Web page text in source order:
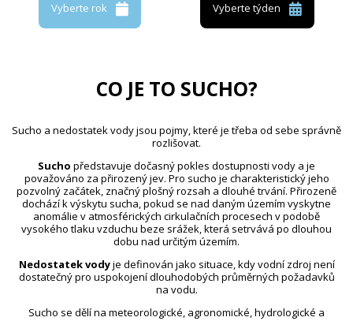
Vyberte rok Vyberte týden
CO JE TO SUCHO?
Sucho a nedostatek vody jsou pojmy, které je třeba od sebe správně
rozlišovat.
Sucho představuje dočasný pokles dostupnosti vody a je
považováno za přirozený jev. Pro sucho je charakteristický jeho
pozvolný začátek, značný plošný rozsah a dlouhé trvání. Přirozeně
dochází k výskytu sucha, pokud se nad daným územím vyskytne
anomálie v atmosférických cirkulačních procesech v podobě
vysokého tlaku vzduchu beze srážek, která setrvává po dlouhou
dobu nad určitým územím.
Nedostatek vodyje definován jako situace, kdy vodní zdroj není
dostatečný pro uspokojení dlouhodobých průměrných požadavků
na vodu.
Sucho se dělí na meteorologické, agronomické, hydrologické a